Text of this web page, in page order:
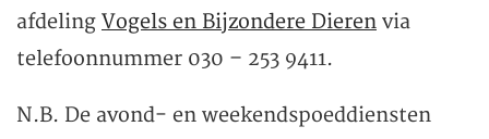
afdeling Vogels en Bijzondere Dieren via
telefoonnummer 030 – 253 9411.
N.B. De avond- en weekendspoeddiensten